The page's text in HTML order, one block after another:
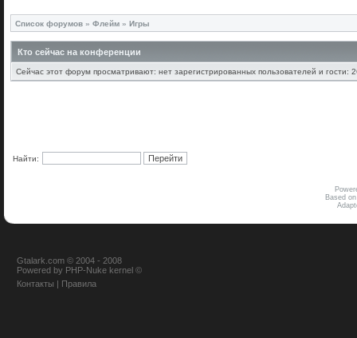
Список форумов » Флейм » Игры
Кто сейчас на конференции
Сейчас этот форум просматривают: нет зарегистрированных пользователей и гости:
Найти:
Based
Gtalark.com © 2004 - 2008
Powered by PHP-Nuke kernel ©
Контакты | Правила